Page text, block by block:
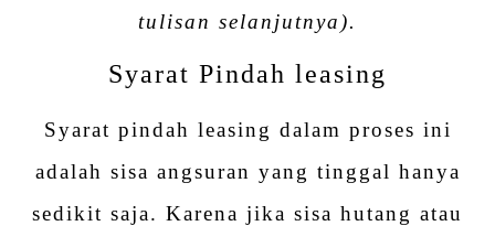
tulisan selanjutnya).
Syarat Pindah leasing
Syarat pindah leasing dalam proses ini
adalah sisa angsuran yang tinggal hanya
sedikit saja. Karena jika sisa hutang atau